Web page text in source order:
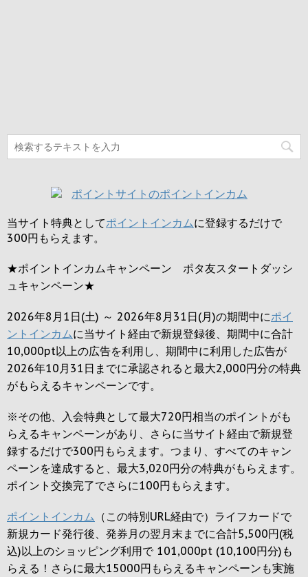
当サイト特典としてポイントインカムに登録するだけで
300円 もらえます。
★ポイントインカムキャンペーン ポタ友スタートダッシ
ュキャンペーン★
2026年8月1日(土) ～ 2026年8月31日(月)の期間中にポイ
ントインカムに当サイト経由で新規登録後、期間中に合計
10,000pt以上の広告を利用し、期間中に利用した広告が
2026年10月31日までに承認されると最大2,000円分の特典
がもらえるキャンペーンです。
※その他、入会特典として最大720円相当のポイントがも
らえるキャンペーンがあり、さらに当サイト経由で新規登
録するだけで300円 もらえます。つまり、すべてのキャン
ペーンを達成すると、最大3,020円分の特典がもらえます。
ポイント交換完了でさらに100円 もらえます。
ポイントインカム （この特別URL経由で）ライフカードで
新規カード発行後、発券月の翌月末までに合計5,500円(税
込)以上のショッピング利用で 101,000pt (10,100円分)も
らえる！さらに最大15000円もらえるキャンペーンも実施